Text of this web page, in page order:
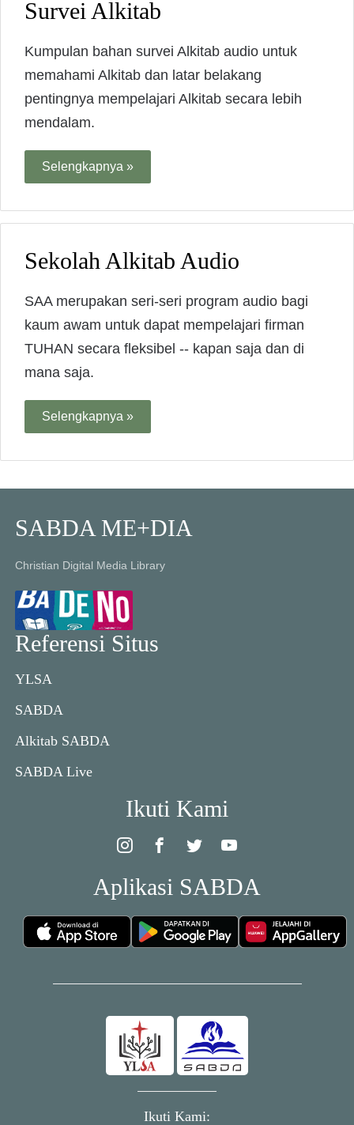
Survei Alkitab
Kumpulan bahan survei Alkitab audio untuk
memahami Alkitab dan latar belakang
pentingnya mempelajari Alkitab secara lebih
mendalam.
Selengkapnya »
Sekolah Alkitab Audio
SAA merupakan seri-seri program audio bagi
kaum awam untuk dapat mempelajari firman
TUHAN secara fleksibel -- kapan saja dan di
mana saja.
Selengkapnya »
SABDA ME+DIA
Christian Digital Media Library
Referensi Situs
YLSA
SABDA
Alkitab SABDA
SABDA Live
Ikuti Kami
Aplikasi SABDA
Ikuti Kami: